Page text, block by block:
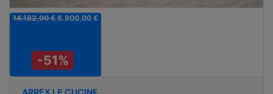
14.182,00 €6.900,00 €
-51%